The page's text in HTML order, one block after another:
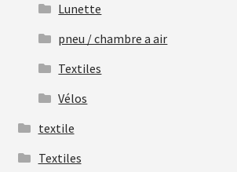
Lunette
pneu / chambre a air
Textiles
Vélos
textile
Textiles